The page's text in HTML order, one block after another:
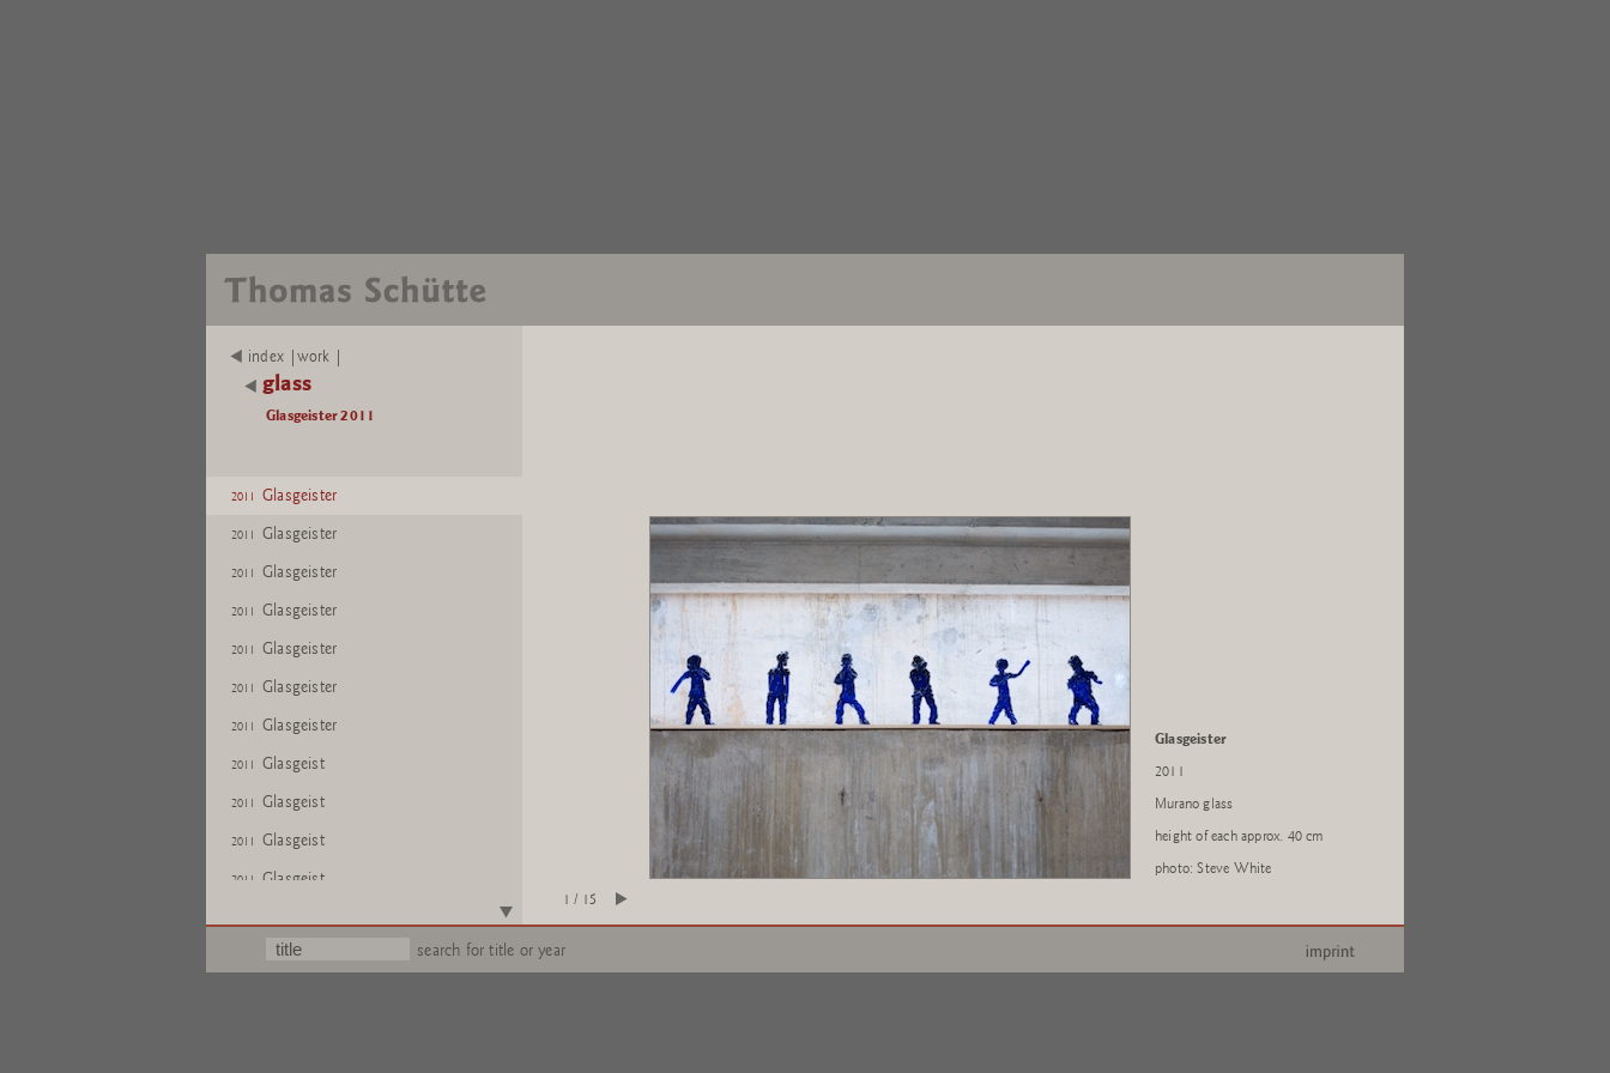
index |work |
glass
Glasgeister 2011
2011 Glasgeister
2011 Glasgeister
2011 Glasgeister
2011 Glasgeister
2011 Glasgeister
2011 Glasgeister
2011 Glasgeister
2011 Glasgeist
2011 Glasgeist
2011 Glasgeist
2011 Glasgeist
Glasgeist
Glasgeister
2011
Murano glass
height of each approx. 40 cm
photo: Steve White
1 / 15
search for title or year